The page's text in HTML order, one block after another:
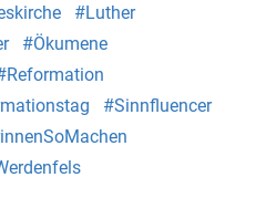
Luther
Ökumene
Reformation
Sinnfluencer